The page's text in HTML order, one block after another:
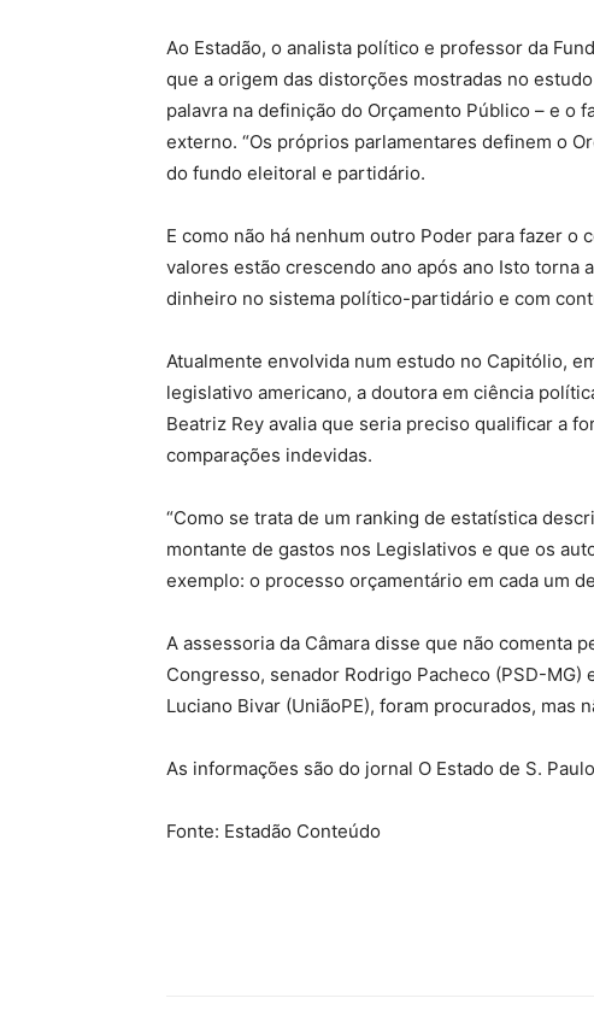
Ao Estadão, o analista político e professor da
que a origem das distorções mostradas no
palavra na definição do Orçamento Público – e o
externo. “Os próprios parlamentares definem o
do fundo eleitoral e partidário.
E como não há nenhum outro Poder para fazer o
valores estão crescendo ano após ano Isto torna
dinheiro no sistema político-partidário e com
Atualmente envolvida num estudo no Capitólio,
legislativo americano, a doutora em ciência
Beatriz Rey avalia que seria preciso qualificar a
comparações indevidas.
“Como se trata de um ranking de estatística
montante de gastos nos Legislativos e que os
exemplo: o processo orçamentário em cada um
A assessoria da Câmara disse que não comenta
Congresso, senador Rodrigo Pacheco (PSD-
Luciano Bivar (UniãoPE), foram procurados, mas
As informações são do jornal O Estado de S.
Fonte: Estadão Conteúdo